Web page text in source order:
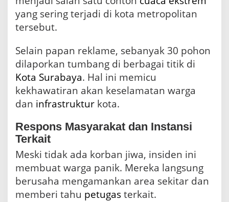
yang sering terjadi di kota metropolitan
tersebut.
Selain papan reklame, sebanyak 30 pohon
Kota Surabaya. Hal ini memicu
kekhawatiran akan keselamatan warga
dan infrastruktur kota.
Respons Masyarakat dan Instansi
Terkait
Meski tidak ada korban jiwa, insiden ini
membuat warga panik. Mereka langsung
berusaha mengamankan area sekitar dan
memberi tahu petugasterkait.